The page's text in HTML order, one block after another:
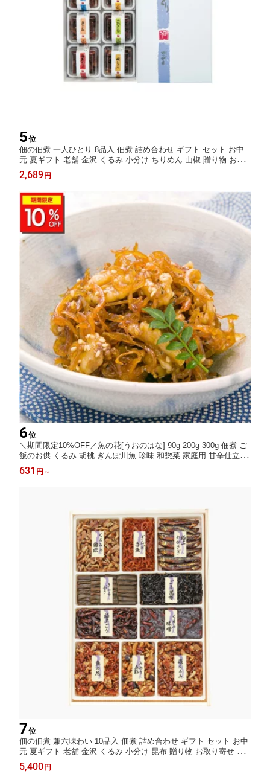
5位
佃の佃煮 一人ひとり 8品入 佃煮 詰め合わせ ギフト セット お中
元 夏ギフト 老舗 金沢 くるみ 小分け ちりめん 山椒 贈り物 お取
り寄せ グルメ 惣菜セット ご飯のお供 人気 御歳暮 歳暮 冬ギフト
プレゼント 佃煮セット 金沢名物 内祝い 誕生日
2,689 円
6位
＼期間限定10%OFF／魚の花[うおのはな] 90g 200g 300g 佃煮 ご
飯のお供 くるみ 胡桃 ぎんぽ川魚 珍味 和惣菜 家庭用 甘辛仕立て
常備菜 朝食 お弁当 晩酌 おつまみ 敬老の日 ギフト 贈答用 お取り
寄せ グルメ お中元 夏ギフト 冬ギフト 人気 金沢名物 金沢
631 円 ～
7位
佃の佃煮 兼六味わい 10品入 佃煮 詰め合わせ ギフト セット お中
元 夏ギフト 老舗 金沢 くるみ 小分け 昆布 贈り物 お取り寄せ グ
ルメ 惣菜セット ご飯のお供 人気 御歳暮 歳暮 冬ギフト プレゼン
ト 佃煮セット 金沢名物 内祝い 誕生日
5,400 円